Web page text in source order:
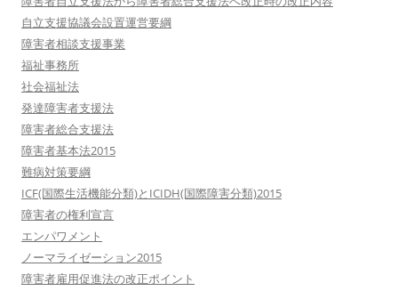
自立支援協議会設置運営要綱
障害者相談支援事業
福祉事務所
社会福祉法
発達障害者支援法
障害者総合支援法
障害者基本法2015
難病対策要綱
ICF(国際生活機能分類)とICIDH(国際障害分類)2015
障害者の権利宣言
エンパワメント
ノーマライゼーション2015
障害者雇用促進法の改正ポイント